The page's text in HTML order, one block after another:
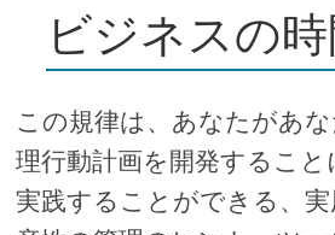
ビジネスの
この規律は、あなたがあ
理行動計画を開発するこ
実践することができる、